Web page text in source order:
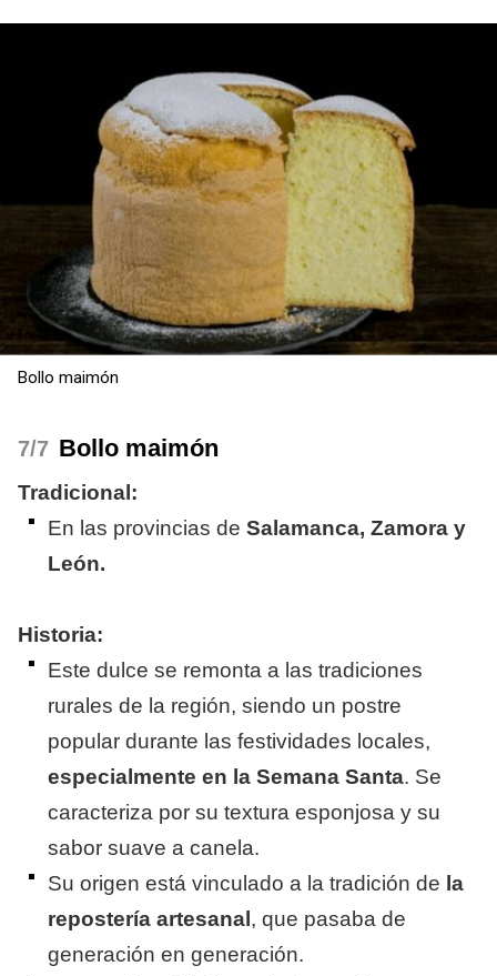
Bollo maimón
/7 Bollo maimón
Tradicional:
En las provincias de Salamanca, Zamora y
León.
Historia:
Este dulce se remonta a las tradiciones
rurales de la región, siendo un postre
popular durante las festividades locales,
especialmente en la Semana Santa. Se
caracteriza por su textura esponjosa y su
sabor suave a canela.
Su origen está vinculado a la tradición de la
repostería artesanal, que pasaba de
generación en generación.